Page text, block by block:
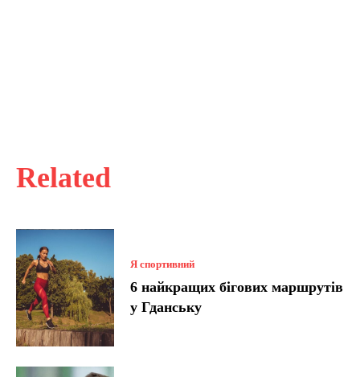
Related
Я спортивний
6 найкращих бігових маршрутів
у Гданську